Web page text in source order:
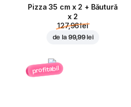
Pizza 35 cm x 2 + Băutură
x 2
127,96 lei
de la 99,99 lei
profitabil